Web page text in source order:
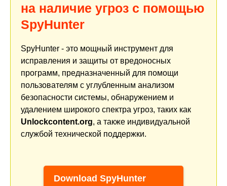
на наличие угроз с помощью
SpyHunter
SpyHunter - это мощный инструмент для
исправления и защиты от вредоносных
программ, предназначенный для помощи
пользователям с углубленным анализом
безопасности системы, обнаружением и
удалением широкого спектра угроз, таких как
Unlockcontent.org, а также индивидуальной
службой технической поддержки.
Download SpyHunter